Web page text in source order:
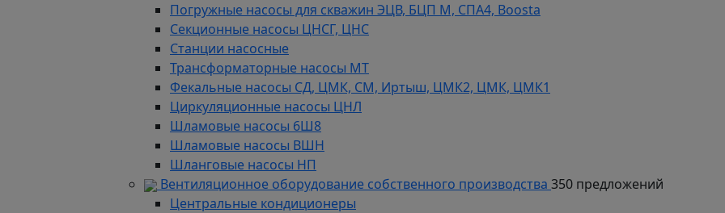
Погружные насосы для скважин ЭЦВ, БЦП М, СПА4, Boosta
Секционные насосы ЦНСГ, ЦНС
Станции насосные
Трансформаторные насосы МТ
Фекальные насосы СД, ЦМК, СМ, Иртыш, ЦМК2, ЦМК, ЦМК1
Циркуляционные насосы ЦНЛ
Шламовые насосы 6Ш8
Шламовые насосы ВШН
Шланговые насосы НП
Вентиляционное оборудование собственного производства 350 предложений
Центральные кондиционеры